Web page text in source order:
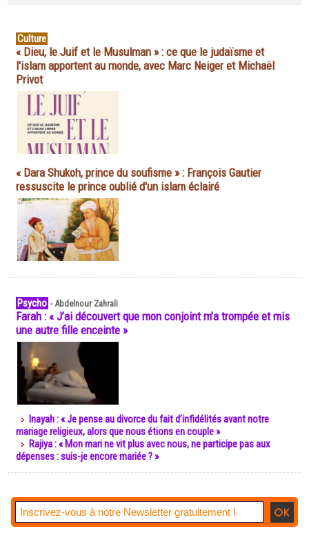
Culture
« Dieu, le Juif et le Musulman » : ce que le judaïsme et
l'islam apportent au monde, avec Marc Neiger et Michaël
Privot
« Dara Shukoh, prince du soufisme » : François Gautier
ressuscite le prince oublié d'un islam éclairé
Psycho -Abdelnour Zahrali
Farah : « J’ai découvert que mon conjoint m’a trompée et mis
une autre fille enceinte »
Inayah : « Je pense au divorce du fait d’infidélités avant notre
mariage religieux, alors que nous étions en couple »
Rajiya : « Mon mari ne vit plus avec nous, ne participe pas aux
dépenses : suis-je encore mariée ? »